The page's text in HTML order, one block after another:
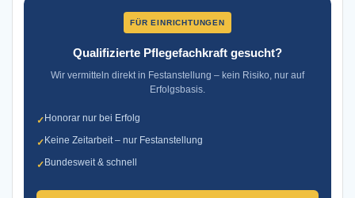
FÜR EINRICHTUNGEN
Qualifizierte Pflegefachkraft gesucht?
Wir vermitteln direkt in Festanstellung – kein Risiko, nur auf
Erfolgsbasis.
✓ Honorar nur bei Erfolg
✓ Keine Zeitarbeit – nur Festanstellung
✓ Bundesweit & schnell